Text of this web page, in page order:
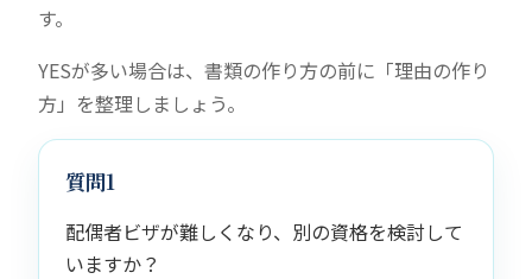
す。
YESが多い場合は、書類の作り方の前に「理由の作り
方」を整理しましょう。
質問1
配偶者ビザが難しくなり、別の資格を検討して
いますか？